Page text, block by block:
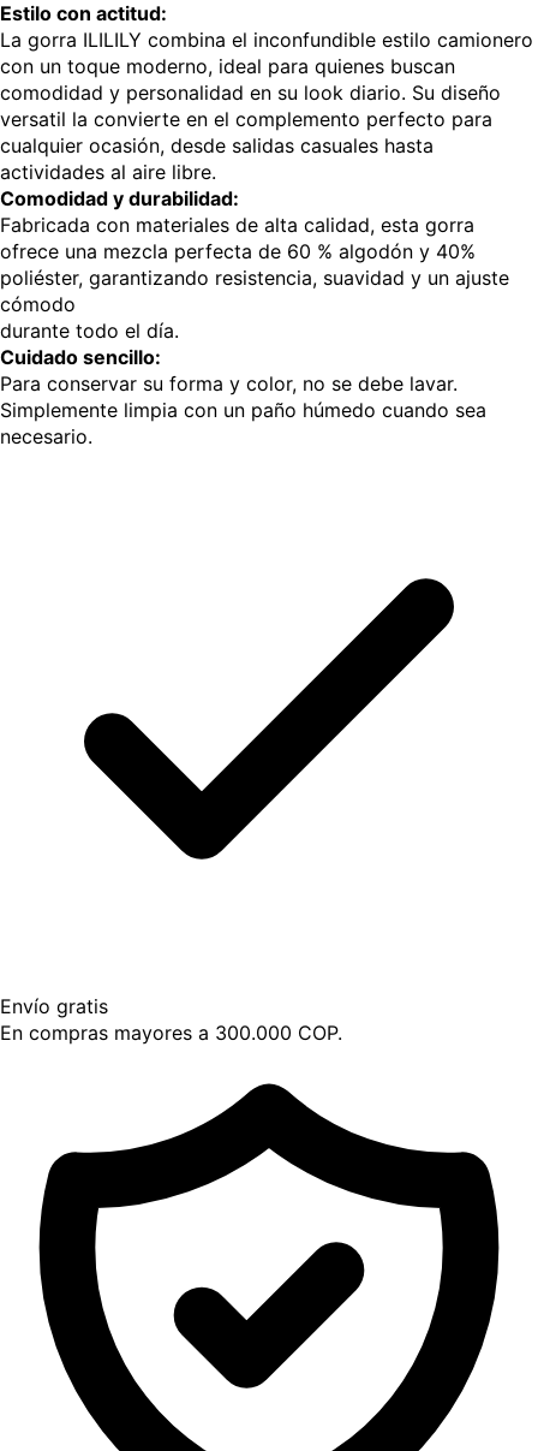
Estilo con actitud:
La gorra ILILILY combina el inconfundible estilo camionero
con un toque moderno, ideal para quienes buscan
comodidad y personalidad en su look diario. Su diseño
versatil la convierte en el complemento perfecto para
cualquier ocasión, desde salidas casuales hasta
actividades al aire libre.
Comodidad y durabilidad:
Fabricada con materiales de alta calidad, esta gorra
ofrece una mezcla perfecta de 60 % algodón y 40%
poliéster, garantizando resistencia, suavidad y un ajuste
cómodo
durante todo el día.
Cuidado sencillo:
Para conservar su forma y color, no se debe lavar.
Simplemente limpia con un paño húmedo cuando sea
necesario.
Envío gratis
En compras mayores a 300.000 COP.